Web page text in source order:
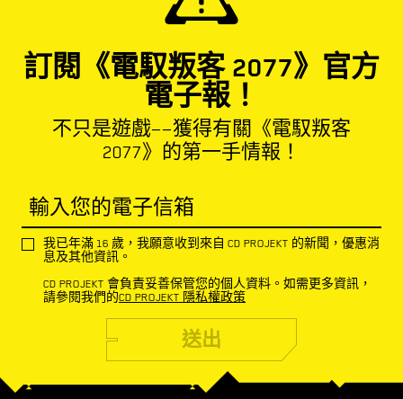
訂閱《電馭叛客 2077》官方
電子報！
不只是遊戲——獲得有關《電馭叛客
2077》的第一手情報！
輸入您的電子信箱
我已年滿 16 歲，我願意收到來自 CD PROJEKT 的新聞，優惠消
息及其他資訊。
CD PROJEKT 會負責妥善保管您的個人資料。如需更多資訊，
請參閱我們的CD PROJEKT 隱私權政策
送出